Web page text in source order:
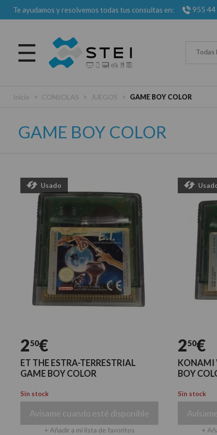
Te ayudamos y resolvemos todas tus consultas en: 955 44
Todas
Inicio > CONSOLAS > JUEGOS > GAME BOY COLOR
GAME BOY COLOR
Usado
250€
ET THE ESTRA-TERRESTRIAL
GAME BOY COLOR
Sin stock
Avísame cuando esté disponible
+ Añadir a mi lista de favoritos
250€
KONAMI
BOY
Sin stock
+